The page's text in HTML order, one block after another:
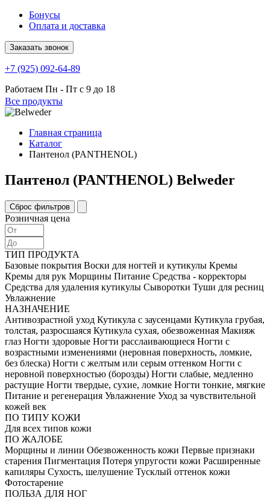
Бонусы
Оплата и доставка
Заказать звонок
+7 (925) 092-64-89
Работаем Пн - Пт с 9 до 18
Все продукты
Главная страница
Каталог
Пантенол (PANTHENOL)
Пантенол (PANTHENOL) Belweder
Розничная цена
ТИП ПРОДУКТА
Базовые покрытия Воски для ногтей и кутикулы Кремы
Кремы для рук Морщины Питание Средства - корректоры
Средства для удаления кутикулы Сыворотки Туши для ресниц
Увлажнение
НАЗНАЧЕНИЕ
Антивозрастной уход Кутикула c заусенцами Кутикула грубая,
толстая, разросшаяся Кутикула сухая, обезвоженная Макияж
глаз Ногти здоровые Ногти расслаивающиеся Ногти с
возрастными изменениями (неровная поверхность, ломкие,
без блеска) Ногти с желтым или серым оттенком Ногти с
неровной поверхностью (борозды) Ногти слабые, медленно
растущие Ногти твердые, сухие, ломкие Ногти тонкие, мягкие
Питание и регенерация Увлажнение Уход за чувствительной
кожей век
ПО ТИПУ КОЖИ
Для всех типов кожи
ПО ЖАЛОБЕ
Морщины и линии Обезвоженность кожи Первые признаки
старения Пигментация Потеря упругости кожи Расширенные
капиляры Сухость, шелушение Тусклый оттенок кожи
Фотостарение
ПОЛЬЗА ДЛЯ НОГ